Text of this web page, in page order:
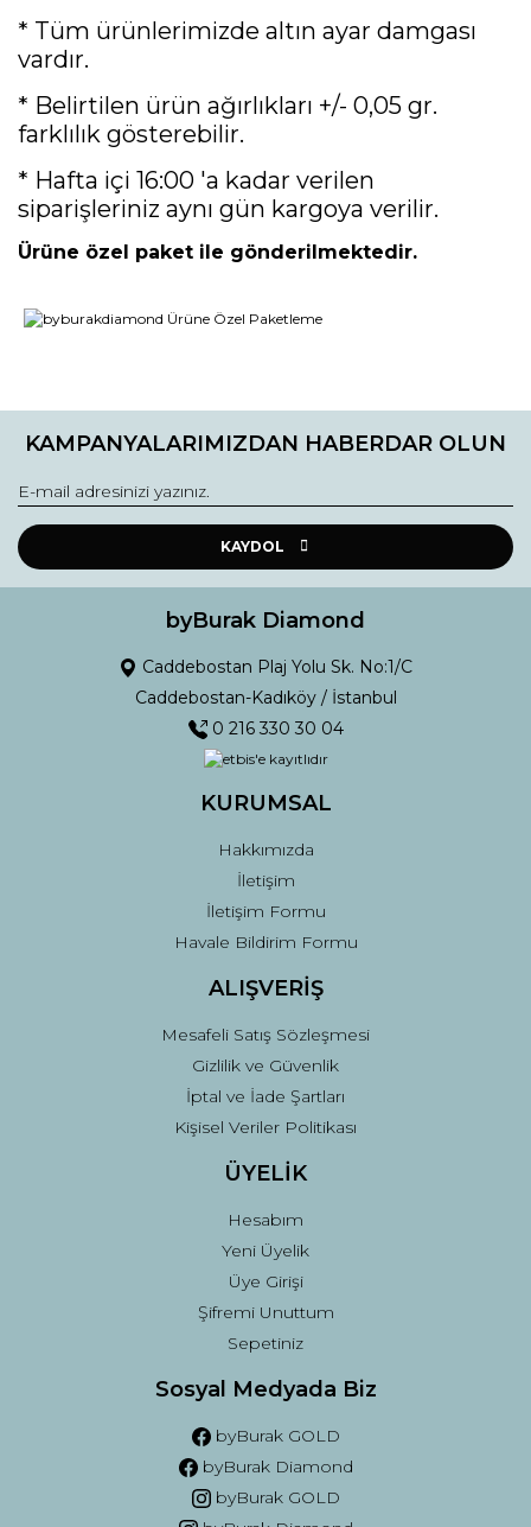
* Tüm ürünlerimizde altın ayar damgası
vardır.
* Belirtilen ürün ağırlıkları +/- 0,05 gr.
farklılık gösterebilir.
* Hafta içi 16:00 'a kadar verilen
siparişleriniz aynı gün kargoya verilir.
Ürüne özel paket ile gönderilmektedir.
konularda yetersiz gördüğünüz noktaları öneri formunu
Görüş ve önerileriniz için teşekkür ederiz.
Ürün resmi kalitesiz, bozuk veya görüntülenemiyor.
Ürün açıklamasında eksik bilgiler bulunuyor.
Ürün fiyatı diğer sitelerden daha pahalı.
Gönder
KAMPANYALARIMIZDAN HABERDAR OLUN
KAYDOL
byBurak Diamond
Caddebostan Plaj Yolu Sk. No:1/C
Caddebostan-Kadıköy / İstanbul
0 216 330 30 04
KURUMSAL
Hakkımızda
İletişim
İletişim Formu
Havale Bildirim Formu
ALIŞVERİŞ
Mesafeli Satış Sözleşmesi
Gizlilik ve Güvenlik
İptal ve İade Şartları
Kişisel Veriler Politikası
ÜYELİK
Hesabım
Yeni Üyelik
Üye Girişi
Şifremi Unuttum
Sepetiniz
Sosyal Medyada Biz
byBurak GOLD
byBurak Diamond
byBurak GOLD